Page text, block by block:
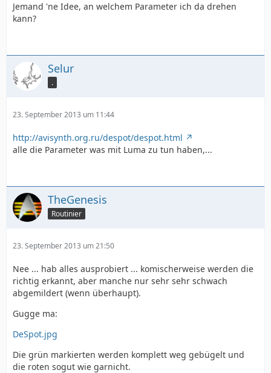
Jemand 'ne Idee, an welchem Parameter ich da drehen
kann?
Selur
.
23. September 2013 um 11:44
http://avisynth.org.ru/despot/despot.html
alle die Parameter was mit Luma zu tun haben,...
TheGenesis
Routinier
23. September 2013 um 21:50
Nee ... hab alles ausprobiert ... komischerweise werden die
richtig erkannt, aber manche nur sehr sehr schwach
abgemildert (wenn überhaupt).
Gugge ma:
DeSpot.jpg
Die grün markierten werden komplett weg gebügelt und
die roten sogut wie garnicht.